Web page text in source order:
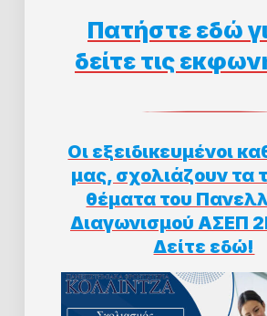
Πατήστε εδώ
δείτε τις
Οι εξειδικευμένοι
μας, σχολιάζουν τα
θέματα του
Διαγωνισμού ΑΣΕΠ
Δείτε εδώ!